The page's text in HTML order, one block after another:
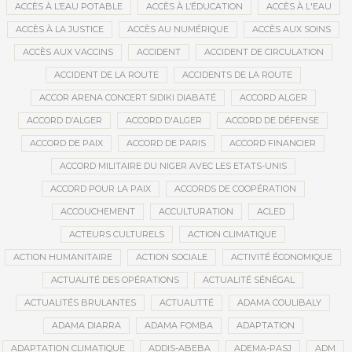
ACCÈS À L’EAU POTABLE ACCÈS À L’ÉDUCATION ACCÈS À L'EAU
ACCÈS À LA JUSTICE ACCÈS AU NUMÉRIQUE ACCÈS AUX SOINS
ACCÈS AUX VACCINS ACCIDENT ACCIDENT DE CIRCULATION
ACCIDENT DE LA ROUTE ACCIDENTS DE LA ROUTE
ACCOR ARENA CONCERT SIDIKI DIABATÉ ACCORD ALGER
ACCORD D’ALGER ACCORD D'ALGER ACCORD DE DÉFENSE
ACCORD DE PAIX ACCORD DE PARIS ACCORD FINANCIER
ACCORD MILITAIRE DU NIGER AVEC LES ETATS-UNIS
ACCORD POUR LA PAIX ACCORDS DE COOPÉRATION
ACCOUCHEMENT ACCULTURATION ACLED
ACTEURS CULTURELS ACTION CLIMATIQUE
ACTION HUMANITAIRE ACTION SOCIALE ACTIVITÉ ÉCONOMIQUE
ACTUALITÉ DES OPÉRATIONS ACTUALITÉ SÉNÉGAL
ACTUALITÉS BRULANTES ACTUALITTÉ ADAMA COULIBALY
ADAMA DIARRA ADAMA FOMBA ADAPTATION
ADAPTATION CLIMATIQUE ADDIS-ABEBA ADEMA-PASJ ADM